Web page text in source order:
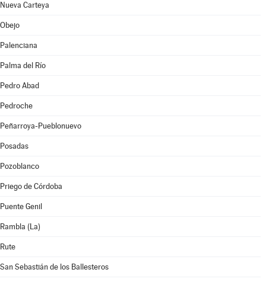
Nueva Carteya
Obejo
Palenciana
Palma del Río
Pedro Abad
Pedroche
Peñarroya-Pueblonuevo
Posadas
Pozoblanco
Priego de Córdoba
Puente Genil
Rambla (La)
Rute
San Sebastián de los Ballesteros